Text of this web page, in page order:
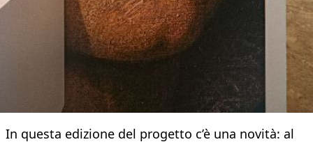
In questa edizione del progetto c’è una novità: al